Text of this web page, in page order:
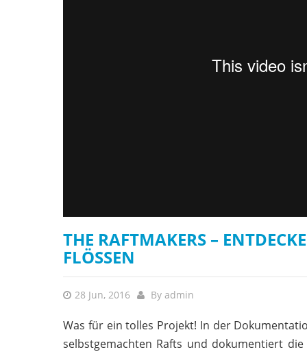
THE RAFTMAKERS –
FLÖSSEN
28 Jun, 2016 By admin
Was für ein tolles Projekt! In der
selbstgemachten Rafts und dokumentiert